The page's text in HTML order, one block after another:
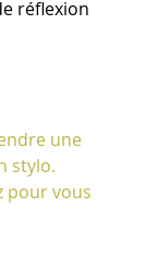
réflexion
une
stylo.
pour vous